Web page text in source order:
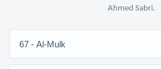
Ahmed Sabri.